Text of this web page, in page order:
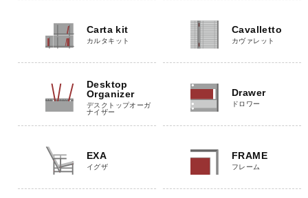
Carta kit
カルタキット
Cavalletto
カヴァレット
Desktop
Organizer
デスクトップオーガ
ナイザー
Drawer
ドロワー
EXA
イグザ
FRAME
フレーム